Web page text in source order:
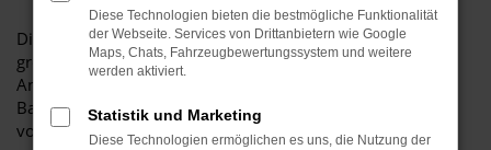
Die Landwirtschaft betreiben wir über Generationen mit
großer Leidenschaft und sie ist uns ein besonders großes
Anliegen. Bereits seit 1529 ist unser Gutshof in Eiglstetten,
Bad Abbach, in Familienbesitz. Seit 2013 wird der Betrieb
von Matthias Kraml geführt.
Diese Technologien bieten die bestmögliche Funktionalität
der Webseite. Services von Drittanbietern wie Google
Maps, Chats, Fahrzeugbewertungssystem und weitere
werden aktiviert.
Statistik und Marketing
Diese Technologien ermöglichen es uns, die Nutzung der